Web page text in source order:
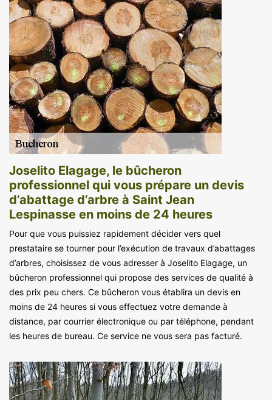
Joselito Elagage, le bûcheron
professionnel qui vous prépare un devis
d’abattage d’arbre à Saint Jean
Lespinasse en moins de 24 heures
Pour que vous puissiez rapidement décider vers quel
prestataire se tourner pour l’exécution de travaux d’abattages
d’arbres, choisissez de vous adresser à Joselito Elagage, un
bûcheron professionnel qui propose des services de qualité à
des prix peu chers. Ce bûcheron vous établira un devis en
moins de 24 heures si vous effectuez votre demande à
distance, par courrier électronique ou par téléphone, pendant
les heures de bureau. Ce service ne vous sera pas facturé.